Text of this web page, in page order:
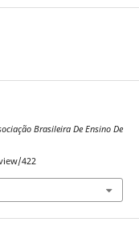
Brasileira De Ensino De
422